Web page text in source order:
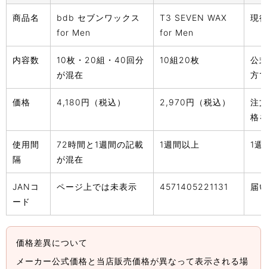
商品名
bdb セブンワックス
for Men
T3 SEVEN WAX
for Men
現
内容数
10枚・20組・40回分
が混在
10組20枚
公
方
価格 4,180円（税込） 2,970円（税込）
注
格
使用間
隔
72時間と1週間の記載
が混在
1週間以上 1週
JANコ
ード
ページ上では未表示 4571405221131 届
価格差異について
メーカー公式価格と当店販売価格が異なって表示される場